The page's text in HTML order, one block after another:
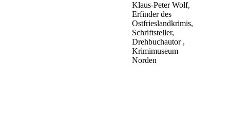
Klaus-Peter Wolf,
Erfinder des
Ostfrieslandkrimis,
Schriftsteller,
Drehbuchautor ,
Krimimuseum
Norden